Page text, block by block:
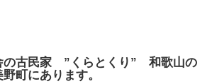
の古民家 ”くらとくり” 和歌山の
町にあります。